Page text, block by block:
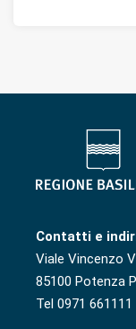
Contatti e
Viale Vincenzo
85100 Potenza
Tel 0971 661111